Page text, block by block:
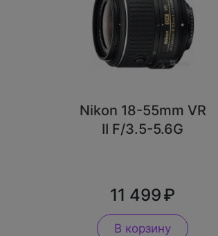
Nikon 18-55mm VR
II F/3.5-5.6G
11 499
В корзину